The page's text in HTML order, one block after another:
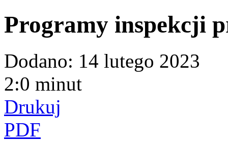
Programy inspekcji
Dodano: 14 lutego 2023
2:0 minut
Drukuj
PDF